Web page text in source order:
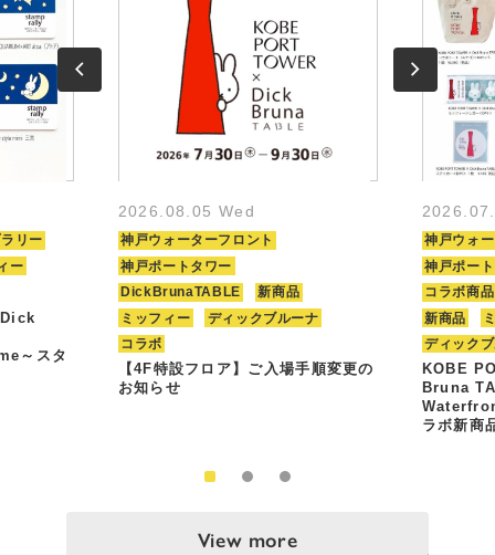
リー
ー
～スタ
2026.08.05 Wed
神戸ウォーターフロント
神戸ポートタワー
DickBrunaTABLE
新商品
ミッフィー
ディックブルーナ
コラボ
【4F特設フロア】ご入場手順変更の
お知らせ
神戸ウォ
神戸ポー
コラボ商品
新商品
ディック
KOBE
Bruna
ラボ新商
View more